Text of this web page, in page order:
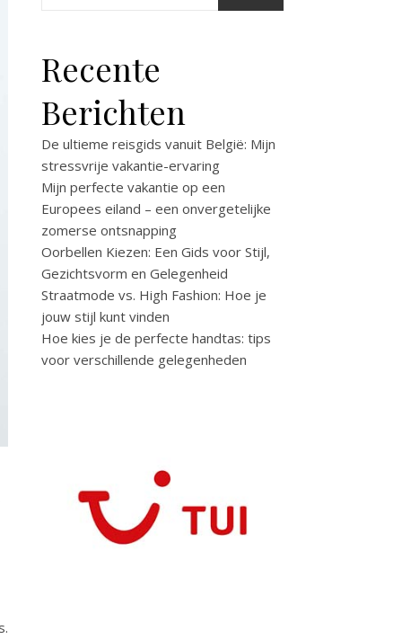
Recente
Berichten
De ultieme reisgids vanuit België: Mijn
stressvrije vakantie-ervaring
Mijn perfecte vakantie op een
Europees eiland – een onvergetelijke
zomerse ontsnapping
Oorbellen Kiezen: Een Gids voor Stijl,
Gezichtsvorm en Gelegenheid
Straatmode vs. High Fashion: Hoe je
jouw stijl kunt vinden
Hoe kies je de perfecte handtas: tips
voor verschillende gelegenheden